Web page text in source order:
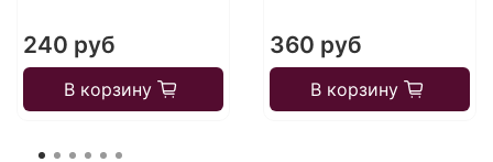
240 руб
В корзину
360 руб
В корзину